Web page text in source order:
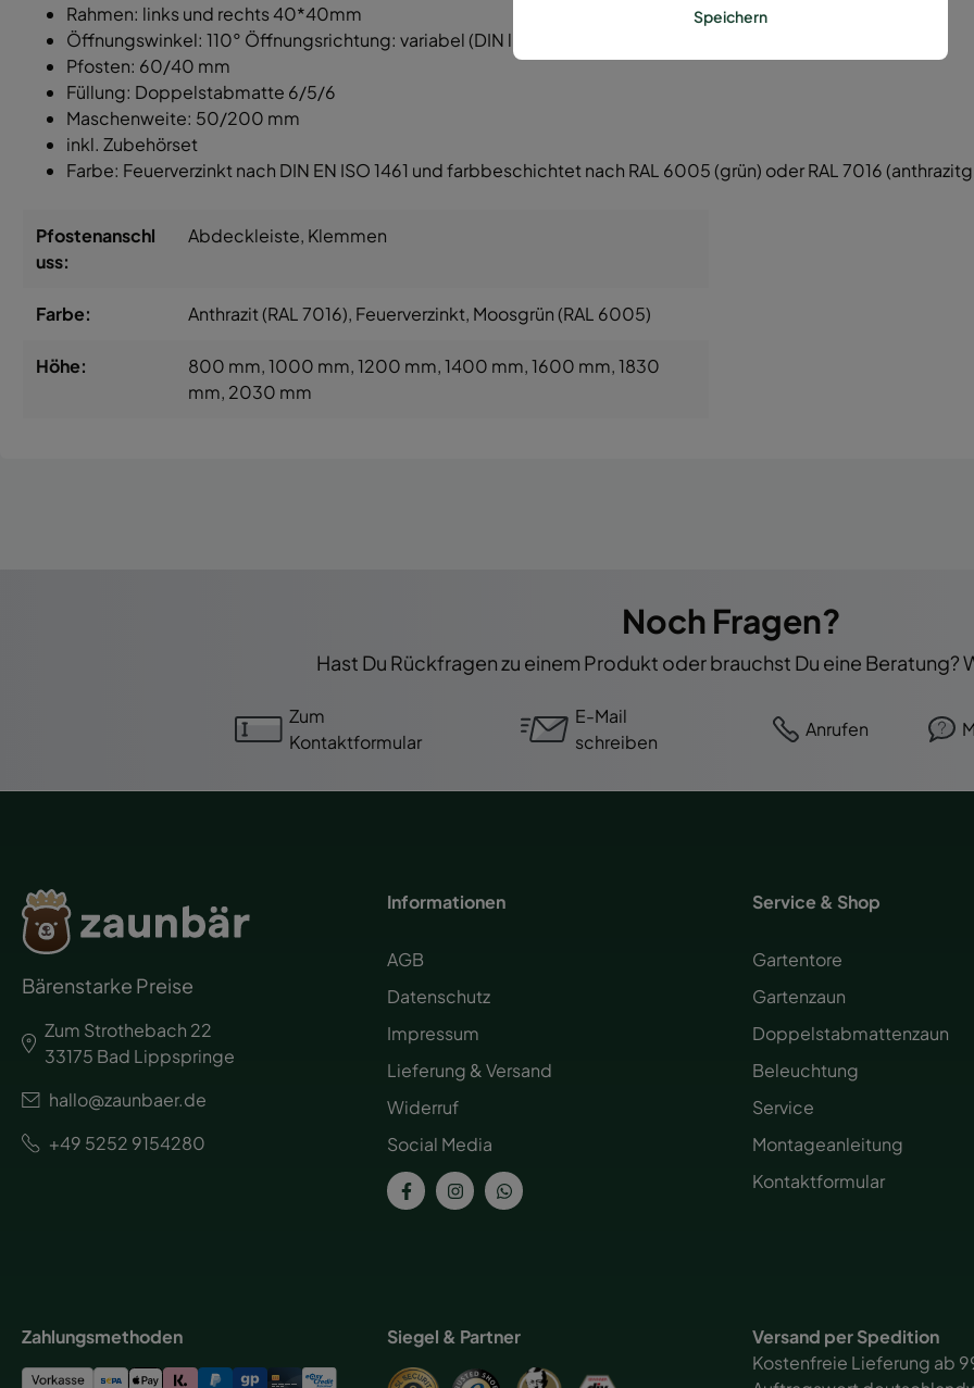
Rahmen: links und rechts 40*40mm
Öffnungswinkel: 110° Öffnungsrichtung: variabel (DIN li/re.)
Pfosten: 60/40 mm
Füllung: Doppelstabmatte 6/5/6
Maschenweite: 50/200 mm
inkl. Zubehörset
Farbe: Feuerverzinkt nach DIN EN ISO 1461 und farbbeschichtet nach RAL 6005 (grün) oder RAL 7016
Pfostenanschl
uss:
Abdeckleiste, Klemmen
Farbe: Anthrazit (RAL 7016), Feuerverzinkt, Moosgrün (RAL 6005)
Höhe: 800 mm, 1000 mm, 1200 mm, 1400 mm, 1600 mm, 1830
mm, 2030 mm
Noch Fragen?
Hast Du Rückfragen zu einem Produkt oder brauchst Du eine Beratung?
Zum
Kontaktformular
E-Mail
schreiben
Anrufen
Bärenstarke Preise
Zum Strothebach 22
33175 Bad Lippspringe
hallo@zaunbaer.de
+49 5252 9154280
Informationen
AGB
Datenschutz
Impressum
Lieferung & Versand
Widerruf
Social Media
Service & Shop
Gartentore
Gartenzaun
Doppelstabmattenzaun
Beleuchtung
Service
Montageanleitung
Kontaktformular
Zahlungsmethoden Siegel & Partner
Versand per Spedition
Kostenfreie Lieferung ab
Speichern